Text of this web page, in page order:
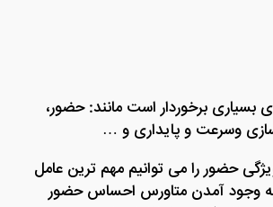
بسیاری برخوردار است مانند: حضور،
سازی وسرعت و پایداری و …
حضور را می توانیم مهم ترین عامل
به وجود آمدن متاورس احساس حضور